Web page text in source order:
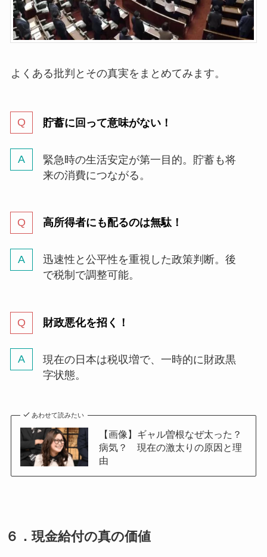
よくある批判とその真実をまとめてみます。
貯蓄に回って意味がない！
緊急時の生活安定が第一目的。貯蓄も将
来の消費につながる。
高所得者にも配るのは無駄！
迅速性と公平性を重視した政策判断。後
で税制で調整可能。
財政悪化を招く！
現在の日本は税収増で、一時的に財政黒
字状態。
あわせて読みたい
【画像】ギャル曽根なぜ太った？
病気？ 現在の激太りの原因と理
由
６．現金給付の真の価値